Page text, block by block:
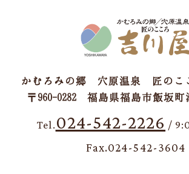
かむろみの郷 穴原温泉 匠のこ
〒960-0282 福島県福島市飯坂町
Tel. 024-542-2226 /
Fax.024-542-3604